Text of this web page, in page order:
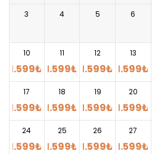
3 4 5 6
10
1.599₺
11
1.599₺
12
1.599₺
13
1.599₺
17
1.599₺
18
1.599₺
19
1.599₺
20
1.599₺
24
1.599₺
25
1.599₺
26
1.599₺
27
1.599₺